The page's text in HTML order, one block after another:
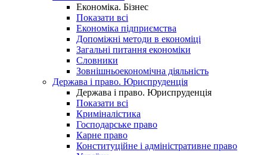
Економіка. Бізнес
Показати всі
Економіка підприємства
Допоміжні методи в економіці
Загальні питання економіки
Словники
Зовнішньоекономічна діяльність
Держава і право. Юриспруденція
Держава і право. Юриспруденція
Показати всі
Криміналістика
Господарське право
Карне право
Конституційне і адміністративне право